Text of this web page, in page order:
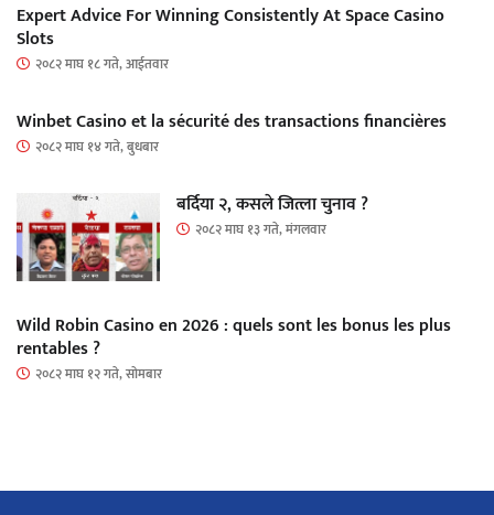
Expert Advice For Winning Consistently At Space Casino
Slots
२०८२ माघ १८ गते, आईतवार
Winbet Casino et la sécurité des transactions financières
२०८२ माघ १४ गते, बुधबार
बर्दिया २, कसले जित्ला चुनाव ?
२०८२ माघ १३ गते, मंगलवार
Wild Robin Casino en 2026 : quels sont les bonus les plus
rentables ?
२०८२ माघ १२ गते, सोमबार